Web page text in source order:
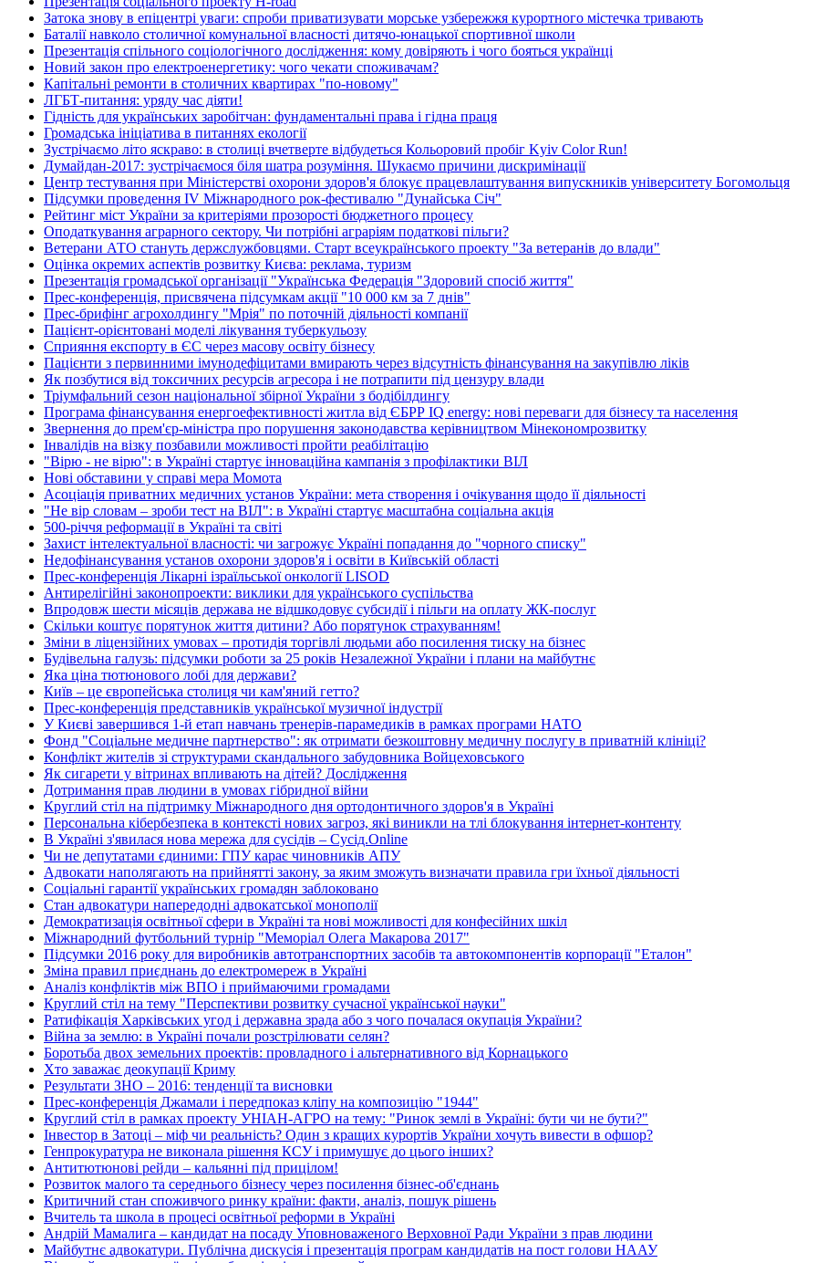
Затока знову в епіцентрі уваги: спроби приватизувати морське узбережжя курортного містечка тривають
Баталії навколо столичної комунальної власності дитячо-юнацької спортивної школи
Презентація спільного соціологічного дослідження: кому довіряють і чого бояться українці
Новий закон про електроенергетику: чого чекати споживачам?
Капітальні ремонти в столичних квартирах "по-новому"
ЛГБТ-питання: уряду час діяти!
Гідність для українських заробітчан: фундаментальні права і гідна праця
Громадська ініціатива в питаннях екології
Зустрічаємо літо яскраво: в столиці вчетверте відбудеться Кольоровий пробіг Kyiv Color Run!
Думайдан-2017: зустрічаємося біля шатра розуміння. Шукаємо причини дискримінації
Центр тестування при Міністерстві охорони здоров'я блокує працевлаштування випускників університету Богомольця
Підсумки проведення IV Міжнародного рок-фестивалю "Дунайська Січ"
Рейтинг міст України за критеріями прозорості бюджетного процесу
Оподаткування аграрного сектору. Чи потрібні аграріям податкові пільги?
Ветерани АТО стануть держслужбовцями. Старт всеукраїнського проекту "За ветеранів до влади"
Оцінка окремих аспектів розвитку Києва: реклама, туризм
Презентація громадської організації "Українська Федерація "Здоровий спосіб життя"
Прес-конференція, присвячена підсумкам акції "10 000 км за 7 днів"
Прес-брифінг агрохолдингу "Мрія" по поточній діяльності компанії
Пацієнт-орієнтовані моделі лікування туберкульозу
Сприяння експорту в ЄС через масову освіту бізнесу
Пацієнти з первинними імунодефіцитами вмирають через відсутність фінансування на закупівлю ліків
Як позбутися від токсичних ресурсів агресора і не потрапити під цензуру влади
Тріумфальний сезон національної збірної України з бодібілдингу
Програма фінансування енергоефективності житла від ЄБРР IQ energy: нові переваги для бізнесу та населення
Звернення до прем'єр-міністра про порушення законодавства керівництвом Мінекономрозвитку
Інвалідів на візку позбавили можливості пройти реабілітацію
"Вірю - не вірю": в Україні стартує інноваційна кампанія з профілактики ВІЛ
Нові обставини у справі мера Момота
Асоціація приватних медичних установ України: мета створення і очікування щодо її діяльності
"Не вір словам – зроби тест на ВІЛ": в Україні стартує масштабна соціальна акція
500-річчя реформації в Україні та світі
Захист інтелектуальної власності: чи загрожує Україні попадання до "чорного списку"
Недофінансування установ охорони здоров'я і освіти в Київській області
Прес-конференція Лікарні ізраїльської онкології LISOD
Антирелігійні законопроекти: виклики для українського суспільства
Впродовж шести місяців держава не відшкодовує субсидії і пільги на оплату ЖК-послуг
Скільки коштує порятунок життя дитини? Або порятунок страхуванням!
Зміни в ліцензійних умовах – протидія торгівлі людьми або посилення тиску на бізнес
Будівельна галузь: підсумки роботи за 25 років Незалежної України і плани на майбутнє
Яка ціна тютюнового лобі для держави?
Київ – це європейська столиця чи кам'яний гетто?
Прес-конференція представників української музичної індустрії
У Києві завершився 1-й етап навчань тренерів-парамедиків в рамках програми НАТО
Фонд "Соціальне медичне партнерство": як отримати безкоштовну медичну послугу в приватній клініці?
Конфлікт жителів зі структурами скандального забудовника Войцеховського
Як сигарети у вітринах впливають на дітей? Дослідження
Дотримання прав людини в умовах гібридної війни
Круглий стіл на підтримку Міжнародного дня ортодонтичного здоров'я в Україні
Персональна кібербезпека в контексті нових загроз, які виникли на тлі блокування інтернет-контенту
В Україні з'явилася нова мережа для сусідів – Сусід.Online
Чи не депутатами єдиними: ГПУ карає чиновників АПУ
Адвокати наполягають на прийнятті закону, за яким зможуть визначати правила гри їхньої діяльності
Соціальні гарантії українських громадян заблоковано
Стан адвокатури напередодні адвокатської монополії
Демократизація освітньої сфери в Україні та нові можливості для конфесійних шкіл
Міжнародний футбольний турнір "Меморіал Олега Макарова 2017"
Підсумки 2016 року для виробників автотранспортних засобів та автокомпонентів корпорації "Еталон"
Зміна правил приєднань до електромереж в Україні
Аналіз конфліктів між ВПО і приймаючими громадами
Круглий стіл на тему "Перспективи розвитку сучасної української науки"
Ратифікація Харківських угод і державна зрада або з чого почалася окупація України?
Війна за землю: в Україні почали розстрілювати селян?
Боротьба двох земельних проектів: провладного і альтернативного від Корнацького
Хто заважає деокупації Криму
Результати ЗНО – 2016: тенденції та висновки
Прес-конференція Джамали і передпоказ кліпу на композицію "1944"
Круглий стіл в рамках проекту УНІАН-АГРО на тему: "Ринок землі в Україні: бути чи не бути?"
Інвестор в Затоці – міф чи реальність? Один з кращих курортів України хочуть вивести в офшор?
Генпрокуратура не виконала рішення КСУ і примушує до цього інших?
Антитютюнові рейди – кальянні під прицілом!
Розвиток малого та середнього бізнесу через посилення бізнес-об'єднань
Критичний стан споживчого ринку країни: факти, аналіз, пошук рішень
Вчитель та школа в процесі освітньої реформи в Україні
Андрій Мамалига – кандидат на посаду Уповноваженого Верховної Ради України з прав людини
Майбутнє адвокатури. Публічна дискусія і презентація програм кандидатів на пост голови НААУ